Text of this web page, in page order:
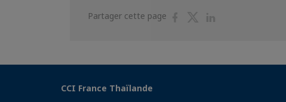
Partager cette page
PartagerPartager
CCI France Thaïlande